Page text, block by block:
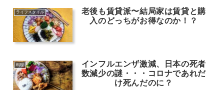
ライフスタイル
老後も賃貸派〜結局家は賃貸と購
入のどっちがお得なのか！？
料理
インフルエンザ激減、日本の死者
数減少の謎・・・コロナであれだ
け死んだのに？